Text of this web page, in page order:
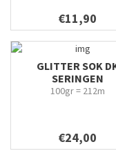
€11,90
GLITTER SOK
SERINGEN
100gr = 212m
€24,00